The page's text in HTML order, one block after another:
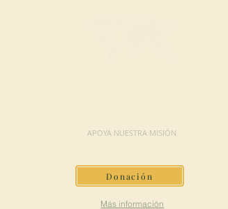
APOYA NUESTRA MISIÓN
Donación
Más información